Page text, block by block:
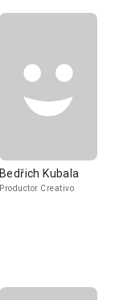
Bedřich Kubala
Productor Creativo